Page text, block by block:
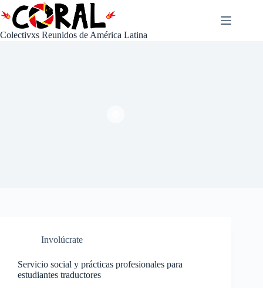
Saltar
al
contenido
Colectivxs Reunidos de América Latina
Involúcrate
Servicio social y prácticas profesionales para
estudiantes traductores